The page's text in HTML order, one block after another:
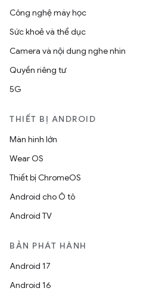
Công nghệ máy học
Sức khoẻ và thể dục
Camera và nội dung nghe nhìn
Quyền riêng tư
5G
THIẾT BỊ ANDROID
Màn hình lớn
Wear OS
Thiết bị ChromeOS
Android cho Ô tô
Android TV
BẢN PHÁT HÀNH
Android 17
Android 16